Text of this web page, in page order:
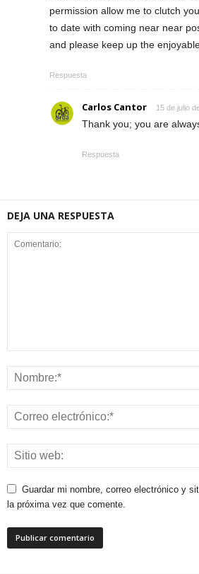
permission allow me to clutch
to date with coming near near
and please keep up the
Respuesta
Carlos Cantor 15 de julio
Thank you; you are
Respuesta
DEJA UNA RESPUESTA
Guardar mi nombre, correo electrónico y
la próxima vez que comente.